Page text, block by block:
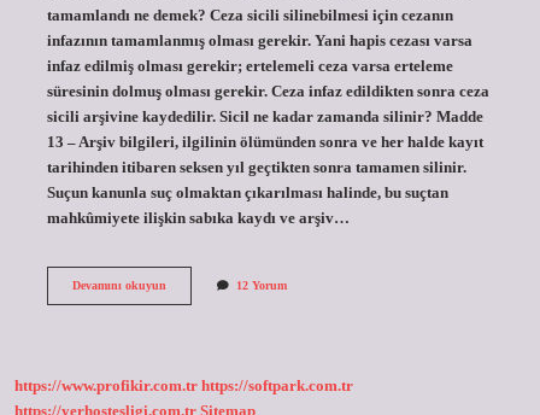
tamamlandı ne demek? Ceza sicili silinebilmesi için cezanın
infazının tamamlanmış olması gerekir. Yani hapis cezası varsa
infaz edilmiş olması gerekir; ertelemeli ceza varsa erteleme
süresinin dolmuş olması gerekir. Ceza infaz edildikten sonra ceza
sicili arşivine kaydedilir. Sicil ne kadar zamanda silinir? Madde
13 – Arşiv bilgileri, ilgilinin ölümünden sonra ve her halde kayıt
tarihinden itibaren seksen yıl geçtikten sonra tamamen silinir.
Suçun kanunla suç olmaktan çıkarılması halinde, bu suçtan
mahkûmiyete ilişkin sabıka kaydı ve arşiv…
Devamını okuyunE
Kaç
12 Yorum
https://www.profikir.com.tr https://softpark.com.tr